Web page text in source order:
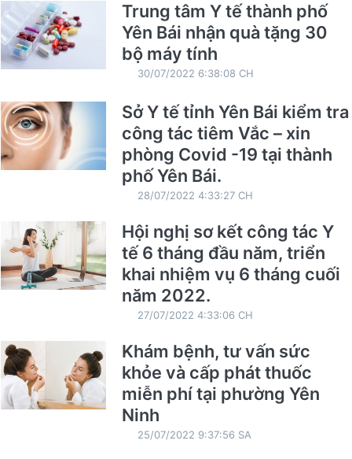
Trung tâm Y tế thành phố
Yên Bái nhận quà tặng 30
bộ máy tính
30/07/2022 6:38:08 CH
Sở Y tế tỉnh Yên Bái kiểm tra
công tác tiêm Vắc – xin
phòng Covid -19 tại thành
phố Yên Bái.
28/07/2022 4:33:27 CH
Hội nghị sơ kết công tác Y
tế 6 tháng đầu năm, triển
khai nhiệm vụ 6 tháng cuối
năm 2022.
27/07/2022 4:33:06 CH
Khám bệnh, tư vấn sức
khỏe và cấp phát thuốc
miễn phí tại phường Yên
Ninh
25/07/2022 9:37:56 SA